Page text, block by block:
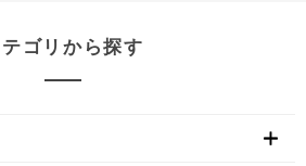
ゴリから探す